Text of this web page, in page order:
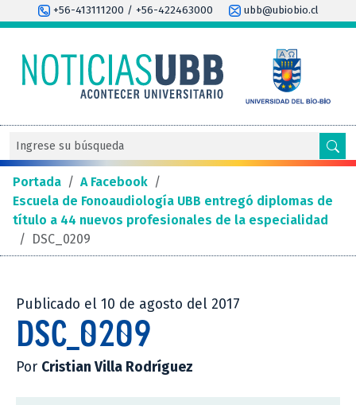
+56-413111200 / +56-422463000 ubb@ubiobio.cl
Portada / A Facebook /
Escuela de Fonoaudiología UBB entregó diplomas de
título a 44 nuevos profesionales de la especialidad
/ DSC_0209
Publicado el 10 de agosto del 2017
DSC_0209
Por Cristian Villa Rodríguez